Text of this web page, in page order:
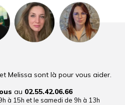
Melissa sont là pour vous aider.
au 02.55.42.06.66
à 15h et le samedi de 9h à 13h